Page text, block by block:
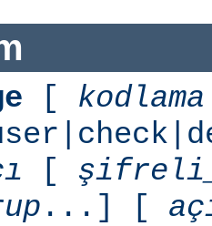
[ kodlama
[
...] [